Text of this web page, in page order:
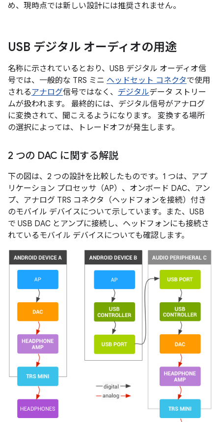
め、現時点では新しい設計には推奨されません。
USB デジタル オーディオの用途
名称に示されているとおり、USB デジタル オーディオ信
号では、一般的な TRS ミニ ヘッドセット コネクタで使用
されるアナログ信号ではなく、 デジタルデータ ストリー
ムが扱われます。 最終的には、デジタル信号がアナログ
に変換されて、聞こえるようになります。 変換する場所
の選択によっては、トレードオフが発生します。
2 つの DAC に関する解説
下の図は、2 つの設計を比較したものです。1 つは、アプ
リケーション プロセッサ（AP）、オンボード DAC、アン
プ、アナログ TRS コネクタ（ヘッドフォンを接続）付き
のモバイル デバイスについて示しています。また、USB
で USB DAC とアンプに接続し、ヘッドフォンにも接続さ
れているモバイル デバイスについても確認します。